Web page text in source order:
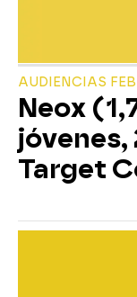
AUDIENCIAS
Neox
jóvenes,
Target